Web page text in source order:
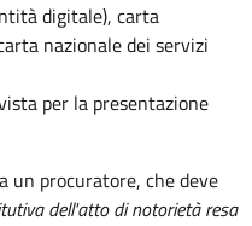
digitale), carta
nazionale dei servizi
per la presentazione
un procuratore, che deve
dell'atto di notorietà resa